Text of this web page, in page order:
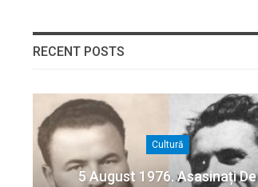
RECENT POSTS
Cultură
5 August 1976. Asasinați De